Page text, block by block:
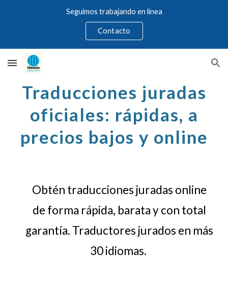
Skip to main content
Seguimos trabajando en línea
Contacto
Traducciones juradas
oficiales: rápidas, a
precios bajos y online
Obtén traducciones juradas online
de forma rápida, barata y con total
garantía. Traductores jurados en más
30 idiomas.